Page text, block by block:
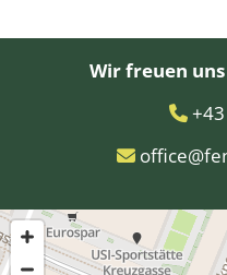
Wir freuen

